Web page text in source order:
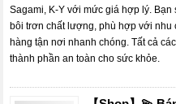
Sagami, K-Y với mức giá hợp lý. Bạn
bôi trơn chất lượng, phù hợp với nhu
hàng tận nơi nhanh chóng. Tất cả
thành phần an toàn cho sức khỏe.